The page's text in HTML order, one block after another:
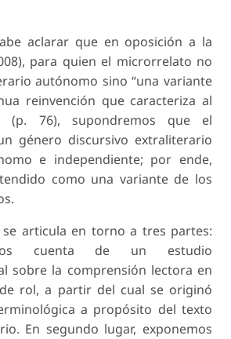
aclarar que en oposición a la
para quien el microrrelato no
autónomo sino “una variante
reinvención que caracteriza al
(p. 76), supondremos que el
género discursivo extraliterario
e independiente; por ende,
como una variante de los
se articula en torno a tres partes:
cuenta de un estudio
sobre la comprensión lectora en
rol, a partir del cual se originó
a propósito del texto
En segundo lugar, exponemos